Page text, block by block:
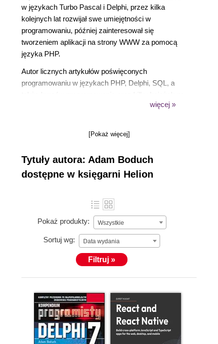
w językach Turbo Pascal i Delphi, przez kilka
kolejnych lat rozwijał swe umiejętności w
programowaniu, później zainteresował się
tworzeniem aplikacji na strony WWW za pomocą
języka PHP.
Autor licznych artykułów poświęconych
programowaniu w językach PHP, Delphi, SQL, a
programowaniu 4programmers.net. Wykładowca na
4programmers.net, a przede wszystkim na projekt
Coyote, który obsługuje wyżej wspomniany serwis.
więcej »
[Pokaż więcej]
Tytuły autora: Adam Boduch
dostępne w księgarni Helion
Pokaż produkty: Wszystkie
Sortuj wg: Data wydania
Filtruj »